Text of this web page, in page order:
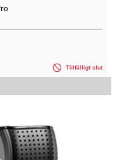
Tillfälligt slut